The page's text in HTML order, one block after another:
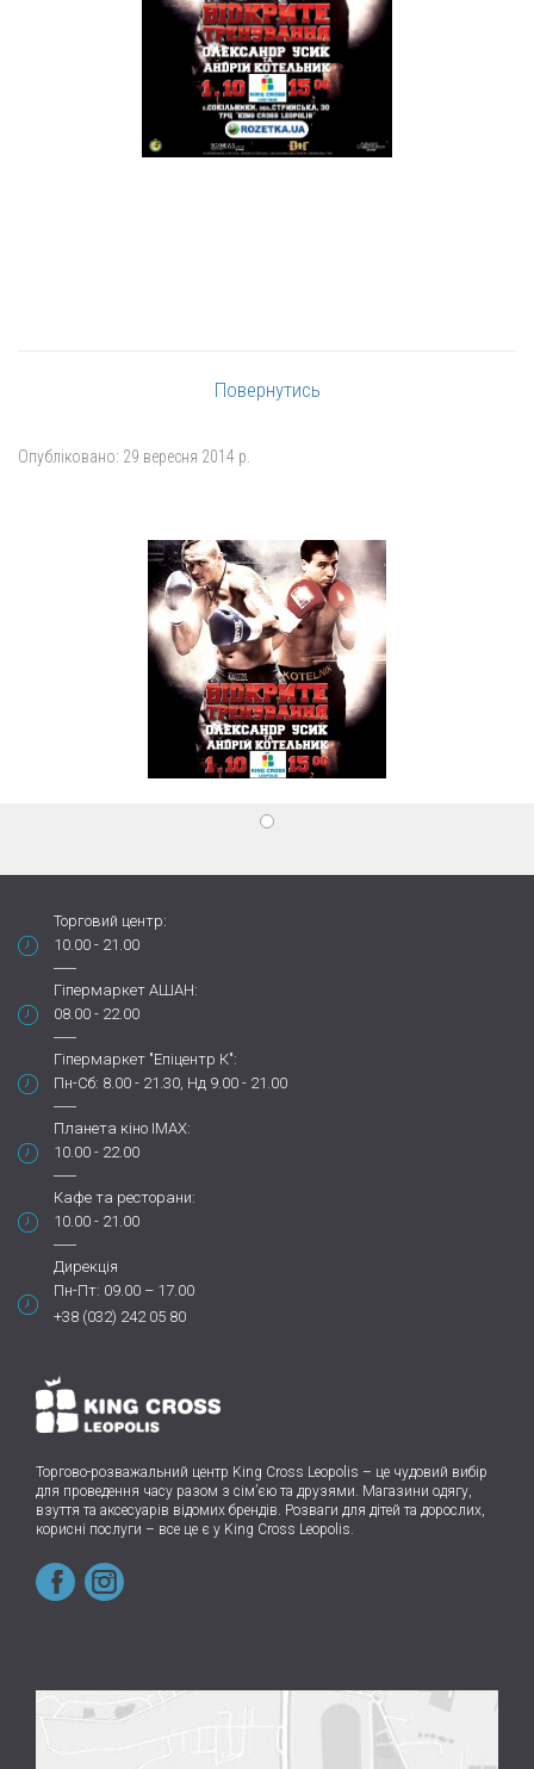
Повернутись
Опубліковано: 29 вересня 2014 р.
Торговий центр:
10.00 - 21.00
Гіпермаркет АШАН:
08.00 - 22.00
Гіпермаркет "Епіцентр К":
Пн-Сб: 8.00 - 21.30, Нд 9.00 - 21.00
Планета кіно IMAX:
10.00 - 22.00
Кафе та ресторани:
10.00 - 21.00
Дирекція
Пн-Пт: 09.00 – 17.00
+38 (032) 242 05 80
Торгово-розважальний центр King Cross Leopolis – це чудовий вибір
для проведення часу разом з сім’єю та друзями. Магазини одягу,
взуття та аксесуарів відомих брендів. Розваги для дітей та дорослих,
корисні послуги – все це є у King Cross Leopolis.